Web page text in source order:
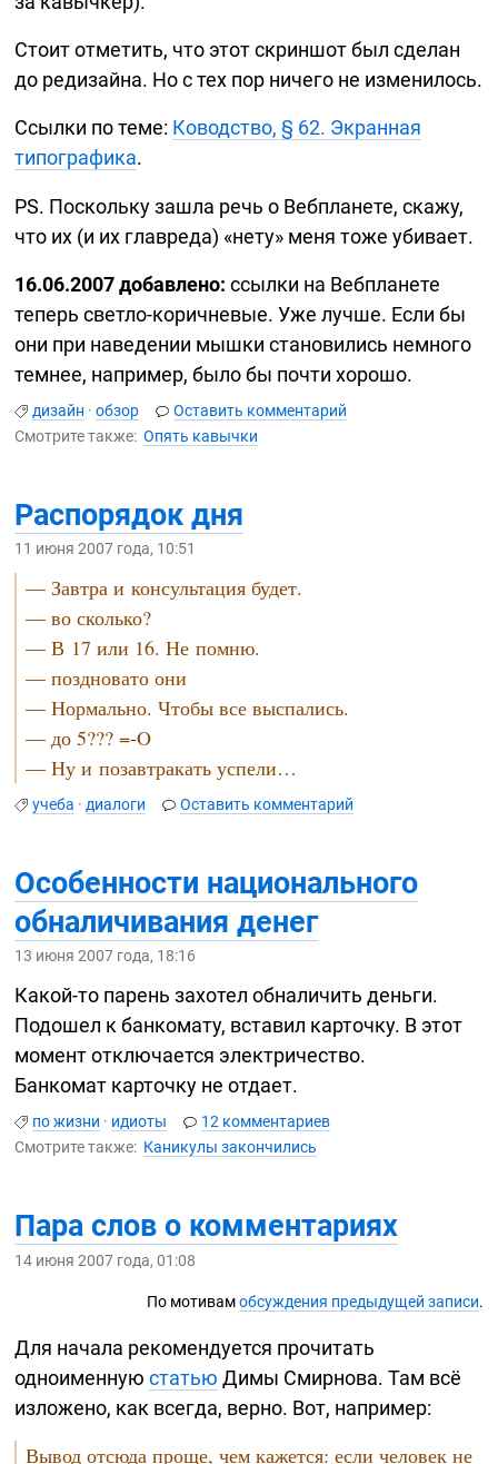
Стоит отметить, что этот скриншот был сделан
до редизайна. Но с тех пор ничего не изменилось.
Ссылки по теме: Ководство, § 62. Экранная
типографика.
PS. Поскольку зашла речь о Вебпланете, скажу,
что их (и их главреда) «нету» меня тоже убивает.
16.06.2007 добавлено: ссылки на Вебпланете
теперьсветло-коричневые. Уже лучше. Если бы
они при наведении мышки становились немного
темнее, например, было бы почти хорошо.
дизайн ·обзор
Оставить комментарий
Смотрите также:Опять кавычки
Распорядок дня
11 июня 2007 года, 10:51
— Завтра и консультация будет.
— во сколько?
— В 17 или 16. Не помню.
— поздновато они
— Нормально. Чтобы все выспались.
— до 5???=-O
— Ну и позавтракать успели…
учеба · диалоги Оставить комментарий
Особенности национального
обналичивания денег
13 июня 2007 года, 18:16
Какой-то парень захотел обналичить деньги.
Подошел к банкомату, вставил карточку. В этот
момент отключается электричество.
Банкомат карточку не отдает.
по жизни · идиоты
12 комментариев
Смотрите также: Каникулы закончились
Пара слов о комментариях
14 июня 2007 года, 01:08
По мотивамобсуждения предыдущей записи.
Для начала рекомендуется прочитать
одноименнуюстатью Димы Смирнова. Там всё
изложено, как всегда, верно. Вот, например:
Вывод отсюда проще, чем кажется: если человек не